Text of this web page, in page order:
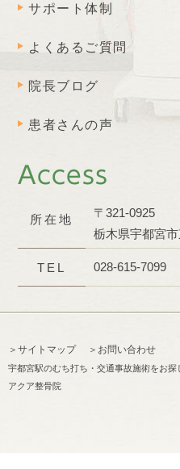
サポート体制
よくあるご質問
院長ブログ
患者さんの声
Access
所在地
〒321-0925
栃木県宇都宮
TEL 028-615-7099
＞サイトマップ ＞お問い合わせ
宇都宮駅のむち打ち・交通事故施術をお
アクア整骨院